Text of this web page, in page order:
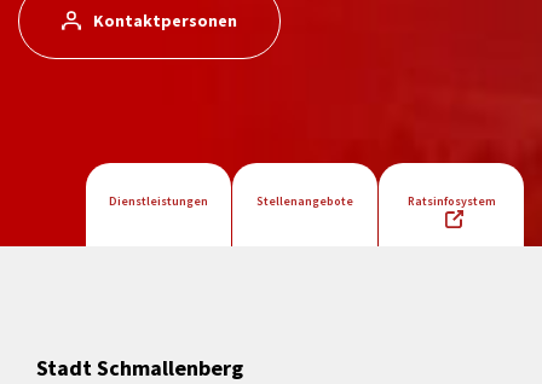
Kontaktpersonen
Dienstleistungen Stellenangebote Ratsinfosystem
Stadt Schmallenberg